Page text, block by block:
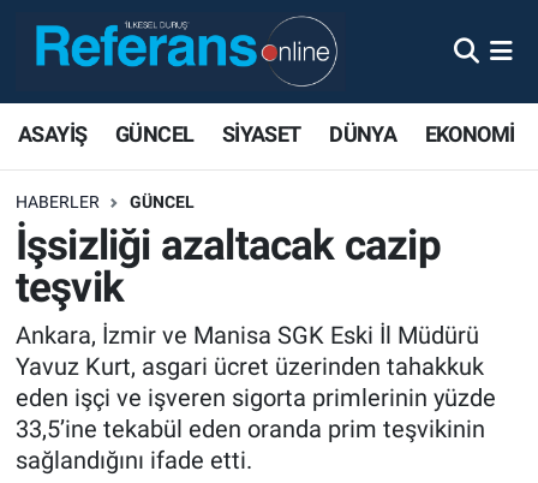
ASAYİŞ GÜNCEL SİYASET DÜNYA EKONOMİ
HABERLER GÜNCEL
İşsizliği azaltacak cazip
teşvik
Ankara, İzmir ve Manisa SGK Eski İl Müdürü
Yavuz Kurt, asgari ücret üzerinden tahakkuk
eden işçi ve işveren sigorta primlerinin yüzde
33,5’ine tekabül eden oranda prim teşvikinin
sağlandığını ifade etti.